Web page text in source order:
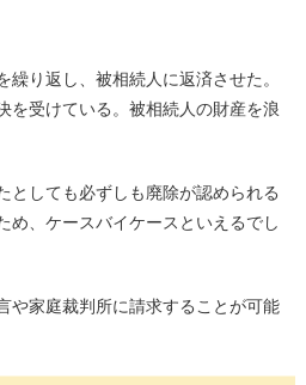
り返し、被相続人に返済させた。
を受けている。被相続人の財産を浪
としても必ずしも廃除が認められる
め、ケースバイケースといえるでし
や家庭裁判所に請求することが可能